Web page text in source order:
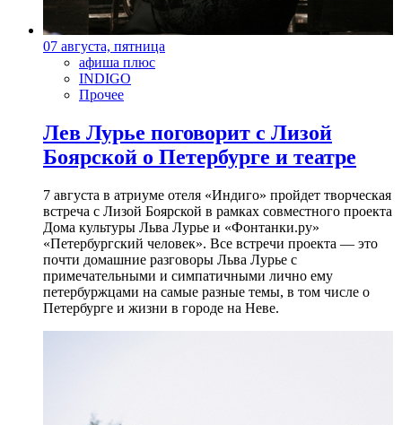
07 августа, пятница
афиша плюс
INDIGO
Прочее
Лев Лурье поговорит с Лизой
Боярской о Петербурге и театре
7 августа в атриуме отеля «Индиго» пройдет творческая
встреча с Лизой Боярской в рамках совместного проекта
Дома культуры Льва Лурье и «Фонтанки.ру»
«Петербургский человек». Все встречи проекта — это
почти домашние разговоры Льва Лурье с
примечательными и симпатичными лично ему
петербуржцами на самые разные темы, в том числе о
Петербурге и жизни в городе на Неве.